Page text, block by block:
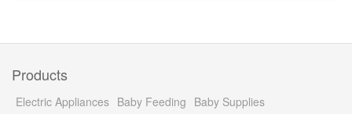
Products
Electric Appliances Baby Feeding Baby Supplies